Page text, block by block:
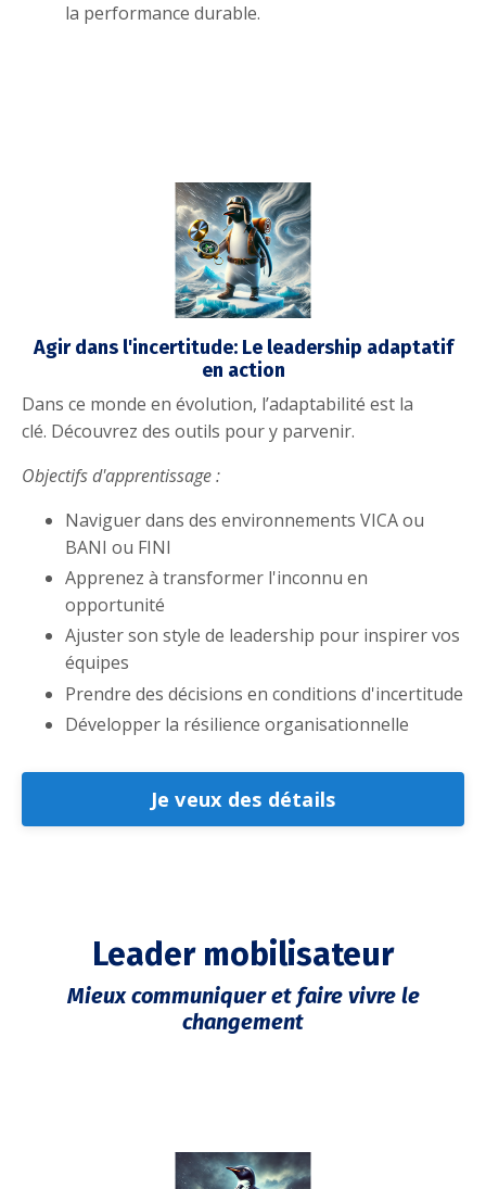
la performance durable.
Agir dans l'incertitude: Le leadership adaptatif
en action
Dans ce monde en évolution, l’adaptabilité est la
clé. Découvrez des outils pour y parvenir.
Objectifs d'apprentissage :
Naviguer dans des environnements VICA ou
BANI ou FINI
Apprenez à transformer l'inconnu en
opportunité
Ajuster son style de leadership pour inspirer vos
équipes
Prendre des décisions en conditions d'incertitude
Développer la résilience organisationnelle
Je veux des détails
Leader mobilisateur
Mieux communiquer et faire vivre le
changement